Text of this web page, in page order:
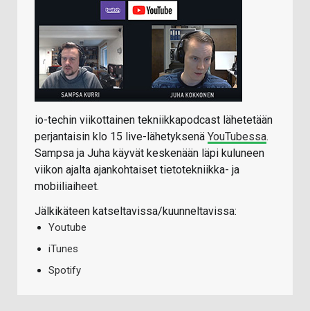
io-techin viikottainen tekniikkapodcast lähetetään
perjantaisin klo 15 live-lähetyksenä YouTubessa.
Sampsa ja Juha käyvät keskenään läpi kuluneen
viikon ajalta ajankohtaiset tietotekniikka- ja
mobiiliaiheet.
Jälkikäteen katseltavissa/kuunneltavissa:
Youtube
iTunes
Spotify